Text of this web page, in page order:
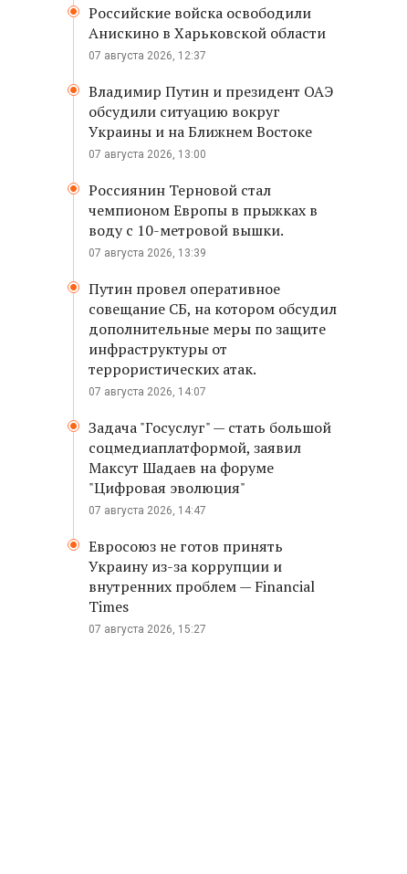
Российские войска освободили
Анискино в Харьковской области
07 августа 2026, 12:37
Владимир Путин и президент ОАЭ
обсудили ситуацию вокруг
Украины и на Ближнем Востоке
07 августа 2026, 13:00
Россиянин Терновой стал
чемпионом Европы в прыжках в
воду с 10-метровой вышки.
07 августа 2026, 13:39
Путин провел оперативное
совещание СБ, на котором обсудил
дополнительные меры по защите
инфраструктуры от
террористических атак.
07 августа 2026, 14:07
Задача "Госуслуг" — стать большой
соцмедиаплатформой, заявил
Максут Шадаев на форуме
"Цифровая эволюция"
07 августа 2026, 14:47
Евросоюз не готов принять
Украину из-за коррупции и
внутренних проблем — Financial
Times
07 августа 2026, 15:27